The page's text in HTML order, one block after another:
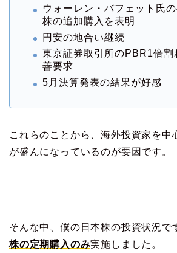
ウォーレン・バフェット氏
株の追加購入を表明
円安の地合い継続
東京証券取引所のPBR1倍割
善要求
5月決算発表の結果が好感
これらのことから、海外投資家を中
が盛んになっているのが要因です。
そんな中、僕の日本株の投資状況で
株の定期購入のみ実施しました。